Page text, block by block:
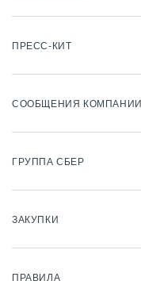
ПРЕСС-КИТ
СООБЩЕНИЯ КОМПАНИИ
ГРУППА СБЕР
ЗАКУПКИ
ПРАВИЛА